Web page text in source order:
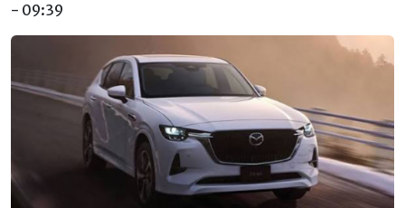
- 09:39